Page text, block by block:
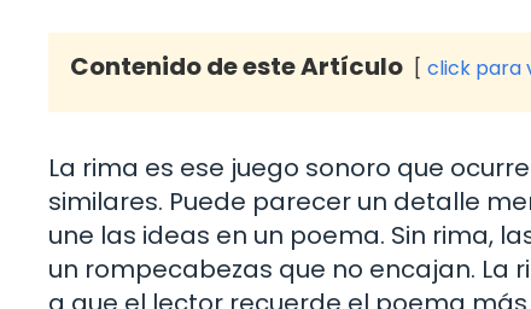
Contenido de este Artículo click para
La rima es ese juego sonoro que
similares. Puede parecer un detalle
une las ideas en un poema. Sin rima,
un rompecabezas que no encajan. La